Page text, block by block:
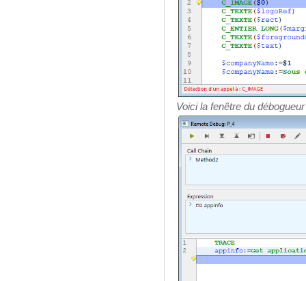
Voici la fenêtre du